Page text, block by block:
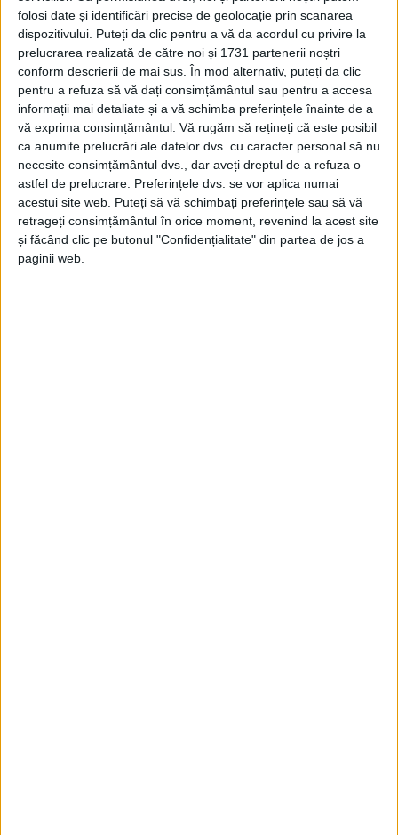
folosi date și identificări precise de geolocație prin scanarea
dispozitivului. Puteți da clic pentru a vă da acordul cu privire la
prelucrarea realizată de către noi și 1731 partenerii noștri
conform descrierii de mai sus. În mod alternativ, puteți da clic
pentru a refuza să vă dați consimțământul sau pentru a accesa
informații mai detaliate și a vă schimba preferințele înainte de a
vă exprima consimțământul. Vă rugăm să rețineți că este posibil
ca anumite prelucrări ale datelor dvs. cu caracter personal să nu
necesite consimțământul dvs., dar aveți dreptul de a refuza o
astfel de prelucrare. Preferințele dvs. se vor aplica numai
acestui site web. Puteți să vă schimbați preferințele sau să vă
retrageți consimțământul în orice moment, revenind la acest site
și făcând clic pe butonul "Confidențialitate" din partea de jos a
paginii web.
10 FEBRUARIE 2025, 04:41 PM 3 MINUTE DE CITIRE
CARAȘ-SEVERIN – Nici bine nu apucăm să spunem „hop!“
exproprierilor necesare, care încă n-ar fi gata, că deja trebuie
să tăiem din valoarea proiectului. Asta pentru că banii nu-i va
suporta nici Uniunea Europeană, nici Compania Națională de
Investiții, ci cel mai probabil Consiliul Județean, din fonduri
proprii!
Arhive